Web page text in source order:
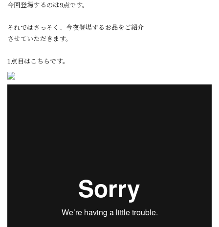
今回登場するのは9点です。
それではさっそく、今夜登場するお品をご紹介
させていただきます。
1点目はこちらです。